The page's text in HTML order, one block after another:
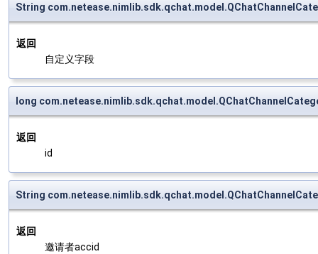
String
返回
自定义字段
long
返回
id
String
返回
邀请者accid